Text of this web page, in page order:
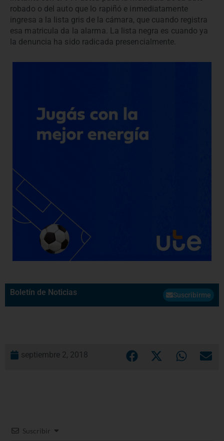
robado o del auto que lo rapiñó e inmediatamente
ingresa a la lista gris de la cámara, que cuando registra
esa matricula da la alarma. La lista negra es cuando ya
la denuncia ha sido radicada presencialmente.
Boletín de Noticias Suscribirme
septiembre 2, 2018
Suscribir